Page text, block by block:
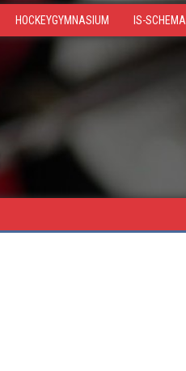
HOCKEYGYMNASIUM IS-SCHEMA